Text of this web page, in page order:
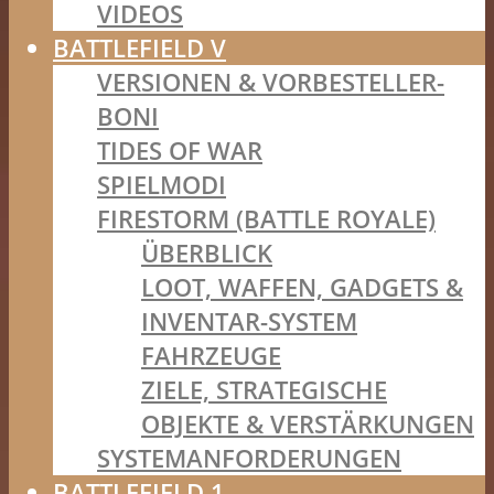
VIDEOS
BATTLEFIELD V
VERSIONEN & VORBESTELLER-
BONI
TIDES OF WAR
SPIELMODI
FIRESTORM (BATTLE ROYALE)
ÜBERBLICK
LOOT, WAFFEN, GADGETS &
INVENTAR-SYSTEM
FAHRZEUGE
ZIELE, STRATEGISCHE
OBJEKTE & VERSTÄRKUNGEN
SYSTEMANFORDERUNGEN